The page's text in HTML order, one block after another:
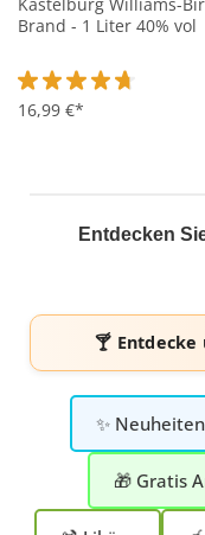
Brand - 1 Liter 40% vol
Durchschnittliche
16,99 €*
Entdecken
🍸
✨ Neuheiten
🎁 Gratis